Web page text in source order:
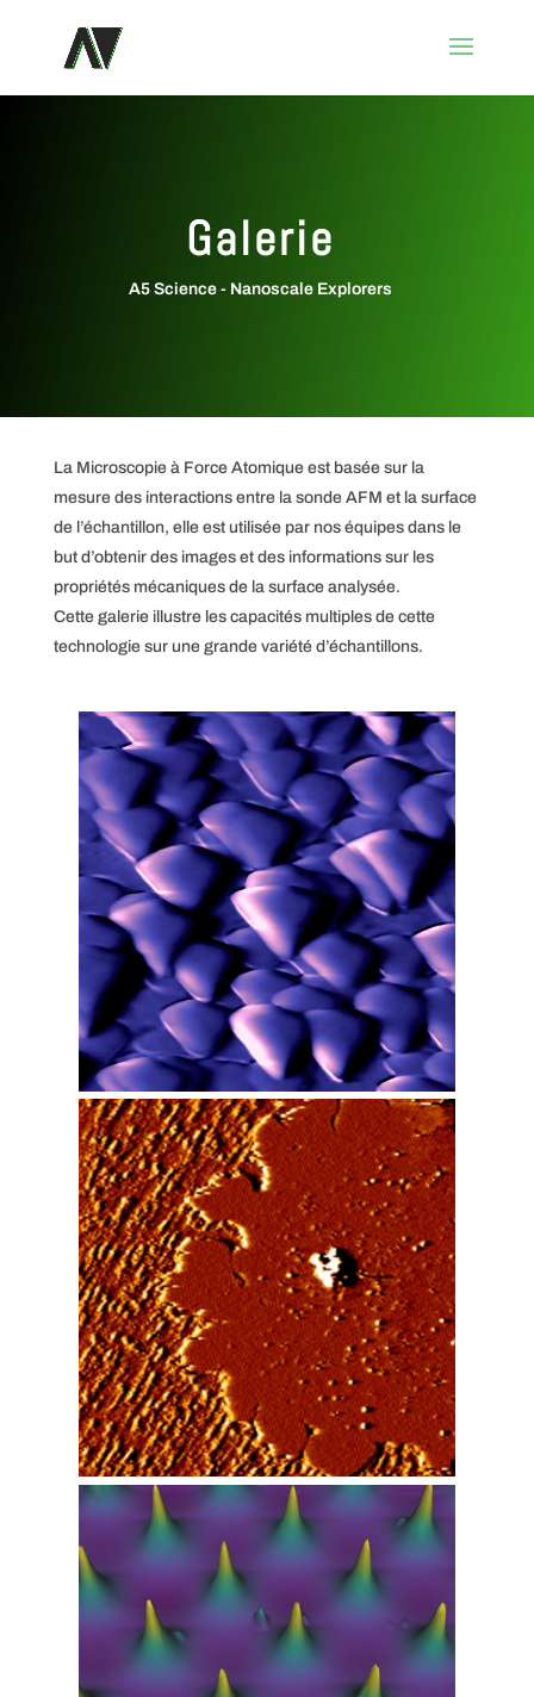
Galerie
A5 Science - Nanoscale Explorers
La Microscopie à Force Atomique est basée sur la
mesure des interactions entre la sonde AFM et la surface
de l’échantillon, elle est utilisée par nos équipes dans le
but d’obtenir des images et des informations sur les
propriétés mécaniques de la surface analysée.
Cette galerie illustre les capacités multiples de cette
technologie sur une grande variété d’échantillons.